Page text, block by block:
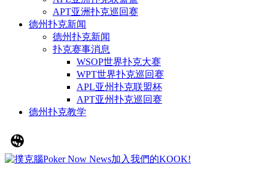
APT亚洲扑克巡回赛
德州扑克新闻
德州扑克新闻
扑克赛事消息
WSOP世界扑克大赛
WPT世界扑克巡回赛
APL亚州扑克联盟杯
APT亚州扑克巡回赛
德州扑克教学